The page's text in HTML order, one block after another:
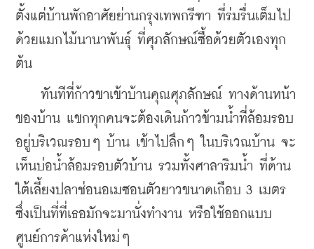
ตั้งแต่บ้านพักอาศัยย่านกรุงเทพกรีฑา ที่ร่มรื่นเต็มไป
ด้วยแมกไม้นานาพันธุ์ ที่ศุภลักษณ์ซื้อด้วยตัวเองทุก
ต้น
ทันทีที่ก้าวขาเข้าบ้านคุณศุภลักษณ์ ทางด้านหน้า
ของบ้าน แขกทุกคนจะต้องเดินก้าวข้ามน้ำที่ล้อมรอบ
อยู่บริเวณรอบๆ บ้าน เข้าไปลึกๆ ในบริเวณบ้าน จะ
เห็นบ่อน้ำล้อมรอบตัวบ้าน รวมทั้งศาลาริมน้ำ ที่ด้าน
ใต้เลี้ยงปลาช่อนอเมซอนตัวยาวขนาดเกือบ 3 เมตร
ซึ่งเป็นที่ที่เธอมักจะมานั่งทำงาน หรือใช้ออกแบบ
ศูนย์การค้าแห่งใหม่ๆ